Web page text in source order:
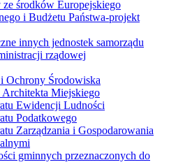
ze środków Europejskiego
i Budżetu Państwa-projekt
innych jednostek samorządu
rządowej
Ochrony Środowiska
Miejskiego
Ewidencji Ludności
Podatkowego
Zarządzania i Gospodarowania
gminnych przeznaczonych do